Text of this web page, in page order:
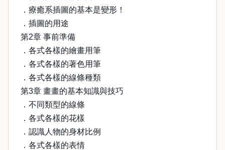
．療癒系插圖的基本是變形！
．插圖的用途
第2章 事前準備
．各式各樣的繪畫用筆
．各式各樣的著色用筆
．各式各樣的線條種類
第3章 畫畫的基本知識與技巧
．不同類型的線條
．各式各樣的花樣
．認識人物的身材比例
．各式各樣的表情